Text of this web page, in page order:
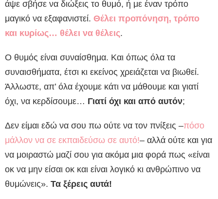
άψε σβήσε να διώξεις το θυμό, ή με έναν τρόπο
μαγικό να εξαφανιστεί. Θέλει προπόνηση, τρόπο
και κυρίως… θέλει να θέλεις.
Ο θυμός είναι συναίσθημα. Και όπως όλα τα
συναισθήματα, έτσι κι εκείνος χρειάζεται να βιωθεί.
Άλλωστε, απ’ όλα έχουμε κάτι να μάθουμε και γιατί
όχι, να κερδίσουμε… Γιατί όχι και από αυτόν;
Δεν είμαι εδώ να σου πω ούτε να τον πνίξεις –πόσο
μάλλον να σε εκπαιδεύσω σε αυτό!– αλλά ούτε και για
να μοιραστώ μαζί σου για ακόμα μια φορά πως «είναι
οκ να μην είσαι οκ και είναι λογικό κι ανθρώπινο να
θυμώνεις». Τα ξέρεις αυτά!